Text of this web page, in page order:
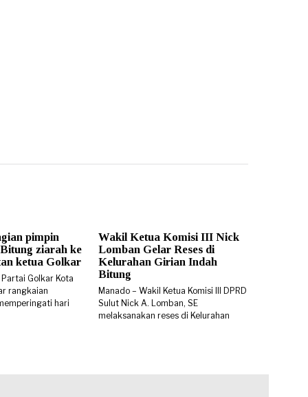
pimpin
ziarah ke
ketua Golkar
Partai Golkar Kota
rangkaian
hari
Wakil Ketua Komisi III Nick
Lomban Gelar Reses di
Kelurahan Girian Indah
Bitung
Manado – Wakil Ketua Komisi III DPRD
Sulut Nick A. Lomban, SE
melaksanakan reses di Kelurahan